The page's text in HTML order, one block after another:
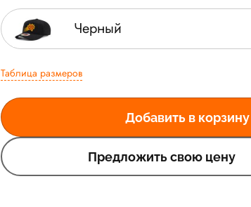
Черный
Таблица размеров
Добавить в корзину
Предложить свою цену